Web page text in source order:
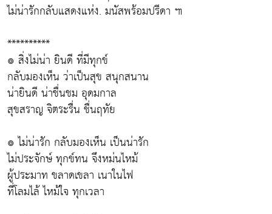
ไม่น่ารักกลับแสดงแห่ง. มนัสพร้อมปรีดา ๚
**********
๏ สิ่งไม่น่า ยินดี ที่มีทุกข์
กลับมองเห็น ว่าเป็นสุข สนุกสนาน
น่ายินดี น่าชื่นชม อุดมกาล
สุขสราญ จิตระรื่น ชื่นฤทัย
๏ ไม่น่ารัก กลับมองเห็น เป็นน่ารัก
ไม่ประจักษ์ ทุกข์ทน จึงหม่นไหม้
ผู้ประมาท ขลาดเขลา เนาในไฟ
ที่โลมไล้ ไหม้ใจ ทุกเวลา